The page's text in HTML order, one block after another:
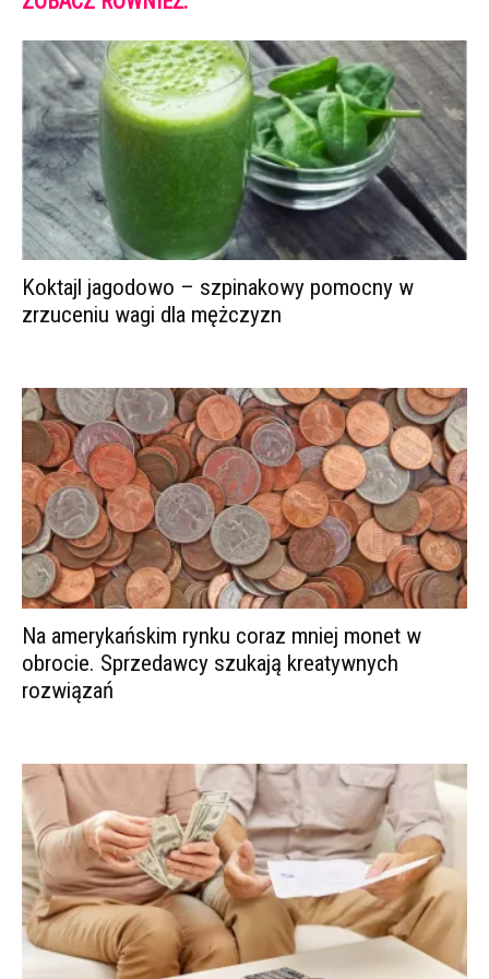
Koktajl jagodowo – szpinakowy pomocny w
zrzuceniu wagi dla mężczyzn
Na amerykańskim rynku coraz mniej monet w
obrocie. Sprzedawcy szukają kreatywnych
rozwiązań